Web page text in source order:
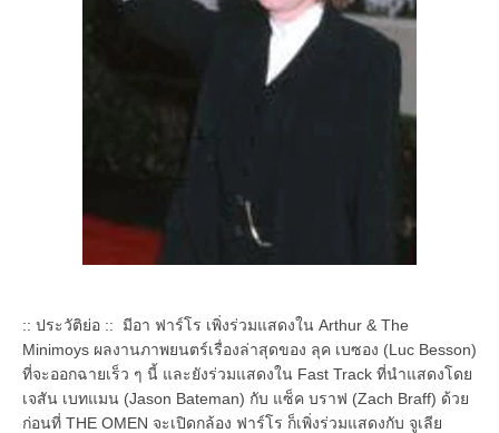
:: ประวัติย่อ :: มีอา ฟาร์โร เพิ่งร่วมแสดงใน Arthur & The
Minimoys ผลงานภาพยนตร์เรื่องล่าสุดของ ลุค เบซอง (Luc Besson)
ที่จะออกฉายเร็ว ๆ นี้ และยังร่วมแสดงใน Fast Track ที่นำแสดงโดย
เจสัน เบทแมน (Jason Bateman) กับ แซ็ค บราฟ (Zach Braff) ด้วย
ก่อนที่ THE OMEN จะเปิดกล้อง ฟาร์โร ก็เพิ่งร่วมแสดงกับ จูเลีย